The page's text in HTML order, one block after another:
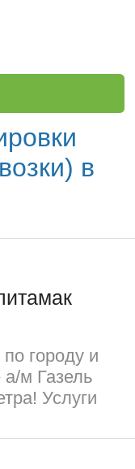
в
городу и
а/м Газель
Услуги